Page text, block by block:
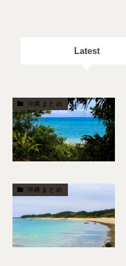
Latest
沖縄まとめ
沖縄まとめ